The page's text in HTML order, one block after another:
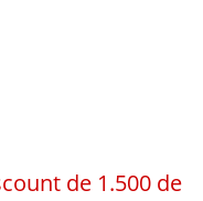
de 1.500 de